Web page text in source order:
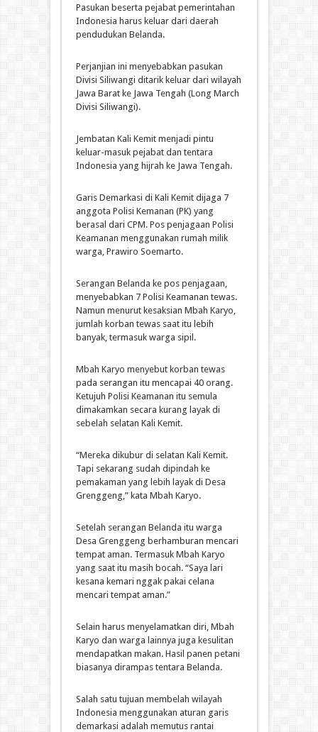
Pasukan beserta pejabat pemerintahan
Indonesia harus keluar dari daerah
pendudukan Belanda.
Perjanjian ini menyebabkan pasukan
Divisi Siliwangi ditarik keluar dari wilayah
Jawa Barat ke Jawa Tengah (Long March
Divisi Siliwangi).
Jembatan Kali Kemit menjadi pintu
keluar-masuk pejabat dan tentara
Indonesia yang hijrah ke Jawa Tengah.
Garis Demarkasi di Kali Kemit dijaga 7
anggota Polisi Kemanan (PK) yang
berasal dari CPM. Pos penjagaan Polisi
Keamanan menggunakan rumah milik
warga, Prawiro Soemarto.
Serangan Belanda ke pos penjagaan,
menyebabkan 7 Polisi Keamanan tewas.
Namun menurut kesaksian Mbah Karyo,
jumlah korban tewas saat itu lebih
banyak, termasuk warga sipil.
Mbah Karyo menyebut korban tewas
pada serangan itu mencapai 40 orang.
Ketujuh Polisi Keamanan itu semula
dimakamkan secara kurang layak di
sebelah selatan Kali Kemit.
“Mereka dikubur di selatan Kali Kemit.
Tapi sekarang sudah dipindah ke
pemakaman yang lebih layak di Desa
Grenggeng,” kata Mbah Karyo.
Setelah serangan Belanda itu warga
Desa Grenggeng berhamburan mencari
tempat aman. Termasuk Mbah Karyo
yang saat itu masih bocah. “Saya lari
kesana kemari nggak pakai celana
mencari tempat aman.”
Selain harus menyelamatkan diri, Mbah
Karyo dan warga lainnya juga kesulitan
mendapatkan makan. Hasil panen petani
biasanya dirampas tentara Belanda.
Salah satu tujuan membelah wilayah
Indonesia menggunakan aturan garis
demarkasi adalah memutus rantai